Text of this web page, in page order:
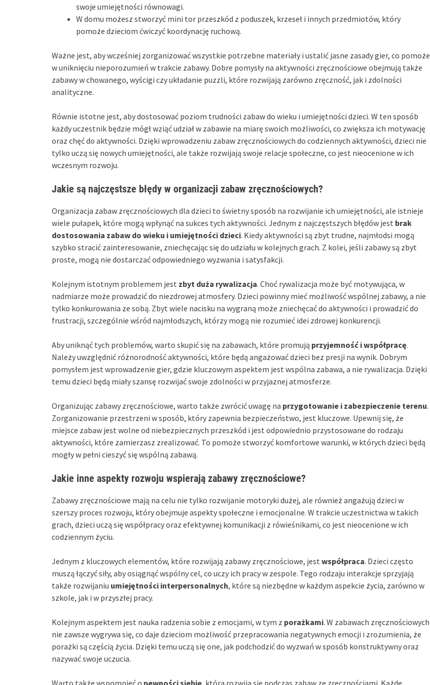
swoje umiejętności równowagi.
W domu możesz stworzyć mini tor przeszkód z poduszek, krzeseł i innych przedmiotów, który
pomoże dzieciom ćwiczyć koordynację ruchową.
Ważne jest, aby wcześniej zorganizować wszystkie potrzebne materiały i ustalić jasne zasady gier, co pomoże
w uniknięciu nieporozumień w trakcie zabawy. Dobre pomysły na aktywności zręcznościowe obejmują także
zabawy w chowanego, wyścigi czy układanie puzzli, które rozwijają zarówno zręczność, jak i zdolności
analityczne.
Równie istotne jest, aby dostosować poziom trudności zabaw do wieku i umiejętności dzieci. W ten sposób
każdy uczestnik będzie mógł wziąć udział w zabawie na miarę swoich możliwości, co zwiększa ich motywację
oraz chęć do aktywności. Dzięki wprowadzeniu zabaw zręcznościowych do codziennych aktywności, dzieci nie
tylko uczą się nowych umiejętności, ale także rozwijają swoje relacje społeczne, co jest nieocenione w ich
wczesnym rozwoju.
Jakie są najczęstsze błędy w organizacji zabaw zręcznościowych?
Organizacja zabaw zręcznościowych dla dzieci to świetny sposób na rozwijanie ich umiejętności, ale istnieje
wiele pułapek, które mogą wpłynąć na sukces tych aktywności. Jednym z najczęstszych błędów jest brak
dostosowania zabaw do wieku i umiejętności dzieci. Kiedy aktywności są zbyt trudne, najmłodsi mogą
szybko stracić zainteresowanie, zniechęcając się do udziału w kolejnych grach. Z kolei, jeśli zabawy są zbyt
proste, mogą nie dostarczać odpowiedniego wyzwania i satysfakcji.
Kolejnym istotnym problemem jest zbyt duża rywalizacja. Choć rywalizacja może być motywująca, w
nadmiarze może prowadzić do niezdrowej atmosfery. Dzieci powinny mieć możliwość wspólnej zabawy, a nie
tylko konkurowania ze sobą. Zbyt wiele nacisku na wygraną może zniechęcać do aktywności i prowadzić do
frustracji, szczególnie wśród najmłodszych, którzy mogą nie rozumieć idei zdrowej konkurencji.
Aby uniknąć tych problemów, warto skupić się na zabawach, które promują przyjemność i współpracę.
Należy uwzględnić różnorodność aktywności, które będą angażować dzieci bez presji na wynik. Dobrym
pomysłem jest wprowadzenie gier, gdzie kluczowym aspektem jest wspólna zabawa, a nie rywalizacja. Dzięki
temu dzieci będą miały szansę rozwijać swoje zdolności w przyjaznej atmosferze.
Organizując zabawy zręcznościowe, warto także zwrócić uwagę na przygotowanie i zabezpieczenie terenu.
Zorganizowanie przestrzeni w sposób, który zapewnia bezpieczeństwo, jest kluczowe. Upewnij się, że
miejsce zabaw jest wolne od niebezpiecznych przeszkód i jest odpowiednio przystosowane do rodzaju
aktywności, które zamierzasz zrealizować. To pomoże stworzyć komfortowe warunki, w których dzieci będą
mogły w pełni cieszyć się wspólną zabawą.
Jakie inne aspekty rozwoju wspierają zabawy zręcznościowe?
Zabawy zręcznościowe mają na celu nie tylko rozwijanie motoryki dużej, ale również angażują dzieci w
szerszy proces rozwoju, który obejmuje aspekty społeczne i emocjonalne. W trakcie uczestnictwa w takich
grach, dzieci uczą się współpracy oraz efektywnej komunikacji z rówieśnikami, co jest nieocenione w ich
codziennym życiu.
Jednym z kluczowych elementów, które rozwijają zabawy zręcznościowe, jest współpraca. Dzieci często
muszą łączyć siły, aby osiągnąć wspólny cel, co uczy ich pracy w zespole. Tego rodzaju interakcje sprzyjają
także rozwijaniu umiejętności interpersonalnych, które są niezbędne w każdym aspekcie życia, zarówno w
szkole, jak i w przyszłej pracy.
Kolejnym aspektem jest nauka radzenia sobie z emocjami, w tym z porażkami. W zabawach zręcznościowych
nie zawsze wygrywa się, co daje dzieciom możliwość przepracowania negatywnych emocji i zrozumienia, że
porażki są częścią życia. Dzięki temu uczą się one, jak podchodzić do wyzwań w sposób konstruktywny oraz
nazywać swoje uczucia.
Warto także wspomnieć o pewności siebie , która rozwija się podczas zabaw ze zręcznościami. Każde